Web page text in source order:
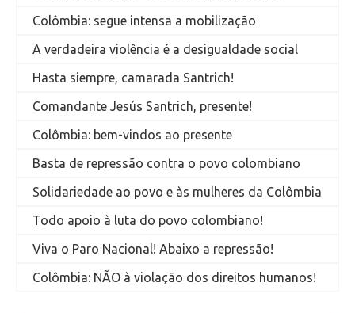
Colômbia: segue intensa a mobilização
A verdadeira violência é a desigualdade social
Hasta siempre, camarada Santrich!
Comandante Jesús Santrich, presente!
Colômbia: bem-vindos ao presente
Basta de repressão contra o povo colombiano
Solidariedade ao povo e às mulheres da Colômbia
Todo apoio à luta do povo colombiano!
Viva o Paro Nacional! Abaixo a repressão!
Colômbia: NÃO à violação dos direitos humanos!